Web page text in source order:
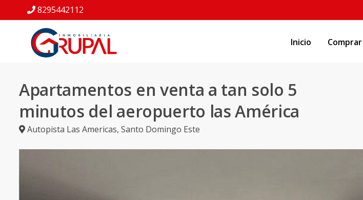
8295442112
Inicio Comprar
Apartamentos en venta a tan solo 5
minutos del aeropuerto las América
Autopista Las Americas, Santo Domingo Este